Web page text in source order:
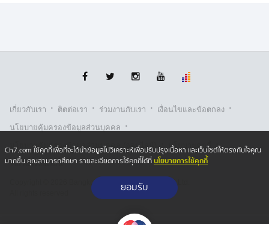
เกี่ยวกับเรา · ติตต่อเรา · ร่วมงานกับเรา · เงื่อนไขและข้อตกลง ·
นโยบายคุ้มครองข้อมูลส่วนบุคคล ·
นโยบายคุ้มครองข้อมูลส่วนบุคคล (ออนไลน์) · นโยบายคุกกี้ ·
รับเรื่องร้องเรียน
Copyright © 2026 Bangkok Broadcasting & T.V. Co.,Ltd.
Ch7.com ใช้คุกกี้เพื่อที่จะได้นำข้อมูลไปวิเคราะห์เพื่อปรับปรุงเนื้อหา และเว็บไซต์ให้ตรงกับใจคุณ
มากขึ้น คุณสามารถศึกษา รายละเอียดการใช้คุกกี้ได้ที่นโยบายการใช้คุกกี้
ยอมรับ